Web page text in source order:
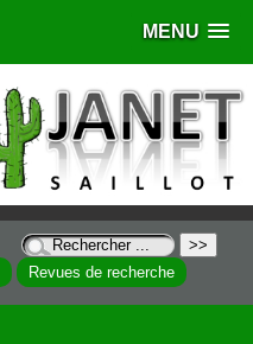
MENU
Revues de recherche